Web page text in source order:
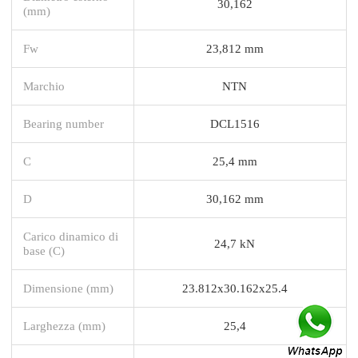
(mm)
30,162
Fw 23,812 mm
Marchio NTN
Bearing number DCL1516
C 25,4 mm
D 30,162 mm
Carico dinamico di
base (C)
24,7 kN
Dimensione (mm) 23.812x30.162x25.4
Larghezza (mm) 25,4